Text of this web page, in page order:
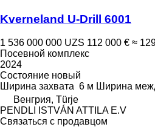
Kverneland U-Drill 6001
1 536 000 000 UZS 112 000 € ≈
Посевной комплекс
2024
Состояние новый
Ширина захвата 6 м Ширина
Венгрия, Türje
PENDLI ISTVÁN ATTILA E.V
Связаться с продавцом